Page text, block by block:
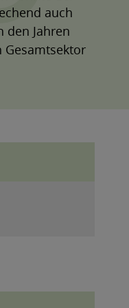
auch
den Jahren
Gesamtsektor